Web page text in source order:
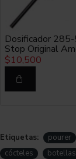
Indispensable
No incluye caja.
MATERIAL
COLOR
Dosificador
Stop Original
$10,500
Etiquetas: pourer
cócteles
botellas